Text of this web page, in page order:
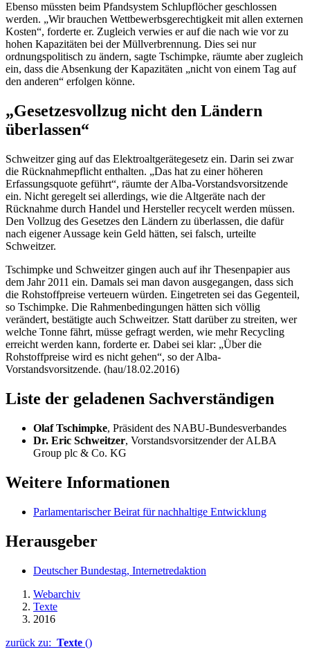
Ebenso müssten beim Pfandsystem Schlupflöcher geschlossen
werden. „Wir brauchen Wettbewerbsgerechtigkeit mit allen externen
Kosten“, forderte er. Zugleich verwies er auf die nach wie vor zu
hohen Kapazitäten bei der Müllverbrennung. Dies sei nur
ordnungspolitisch zu ändern, sagte Tschimpke, räumte aber zugleich
ein, dass die Absenkung der Kapazitäten „nicht von einem Tag auf
den anderen“ erfolgen könne.
„Gesetzesvollzug nicht den Ländern
überlassen“
Schweitzer ging auf das Elektroaltgerätegesetz ein. Darin sei zwar
die Rücknahmepflicht enthalten. „Das hat zu einer höheren
Erfassungsquote geführt“, räumte der Alba-Vorstandsvorsitzende
ein. Nicht geregelt sei allerdings, wie die Altgeräte nach der
Rücknahme durch Handel und Hersteller recycelt werden müssen.
Den Vollzug des Gesetzes den Ländern zu überlassen, die dafür
nach eigener Aussage kein Geld hätten, sei falsch, urteilte
Schweitzer.
Tschimpke und Schweitzer gingen auch auf ihr Thesenpapier aus
dem Jahr 2011 ein. Damals sei man davon ausgegangen, dass sich
die Rohstoffpreise verteuern würden. Eingetreten sei das Gegenteil,
so Tschimpke. Die Rahmenbedingungen hätten sich völlig
verändert, bestätigte auch Schweitzer. Statt darüber zu streiten, wer
welche Tonne fährt, müsse gefragt werden, wie mehrRecycling
erreicht werden kann, forderte er. Dabei sei klar: „Über die
Rohstoffpreise wird es nicht gehen“, so der Alba-
Vorstandsvorsitzende. (hau/18.02.2016)
Liste der geladenen Sachverständigen
Olaf Tschimpke, Präsident des NABU-Bundesverbandes
Dr. Eric Schweitzer, Vorstandsvorsitzender der ALBA
Group plc & Co. KG
Weitere Informationen
Parlamentarischer Beirat für nachhaltige Entwicklung
Herausgeber
Deutscher Bundestag, Internetredaktion
Webarchiv
Texte
2016
zurück zu: Texte ()